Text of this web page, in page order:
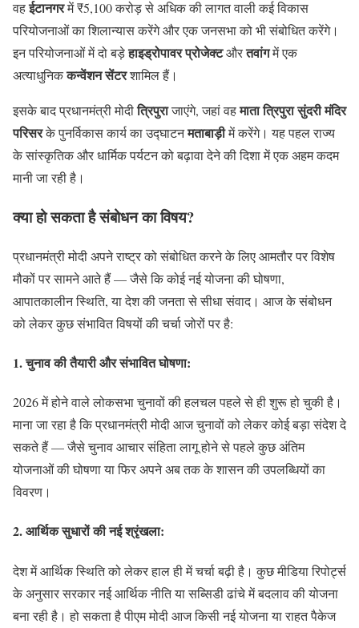
वहईटानगरमें ₹5,100 करोड़ से अधिक की लागत वाली कई विकास
परियोजनाओं का शिलान्यास करेंगे और एक जनसभा को भी संबोधित करेंगे।
इन परियोजनाओं में दो बड़ेहाइड्रोपावर प्रोजेक्टऔरतवांगमें एक
अत्याधुनिककन्वेंशन सेंटरशामिल हैं।
इसके बाद प्रधानमंत्री मोदीत्रिपुराजाएंगे, जहां वहमाता त्रिपुरा सुंदरी मंदिर
परिसरके पुनर्विकास कार्य का उद्घाटनमताबाड़ीमें करेंगे। यह पहल राज्य
के सांस्कृतिक और धार्मिक पर्यटन को बढ़ावा देने की दिशा में एक अहम कदम
मानी जा रही है।
क्या हो सकता है संबोधन का विषय?
प्रधानमंत्री मोदी अपने राष्ट्र को संबोधित करने के लिए आमतौर पर विशेष
मौकों पर सामने आते हैं — जैसे कि कोई नई योजना की घोषणा,
आपातकालीन स्थिति, या देश की जनता से सीधा संवाद। आज के संबोधन
को लेकर कुछ संभावित विषयों की चर्चा जोरों पर है:
1.चुनाव की तैयारी और संभावित घोषणा:
2026 में होने वाले लोकसभा चुनावों की हलचल पहले से ही शुरू हो चुकी है।
माना जा रहा है कि प्रधानमंत्री मोदी आज चुनावों को लेकर कोई बड़ा संदेश दे
सकते हैं — जैसे चुनाव आचार संहिता लागू होने से पहले कुछ अंतिम
योजनाओं की घोषणा या फिर अपने अब तक के शासन की उपलब्धियों का
विवरण।
2.आर्थिक सुधारों की नई श्रृंखला:
देश में आर्थिक स्थिति को लेकर हाल ही में चर्चा बढ़ी है। कुछ मीडिया रिपोर्ट्स
के अनुसार सरकार नई आर्थिक नीति या सब्सिडी ढांचे में बदलाव की योजना
बना रही है। हो सकता है पीएम मोदी आज किसी नई योजना या राहत पैकेज